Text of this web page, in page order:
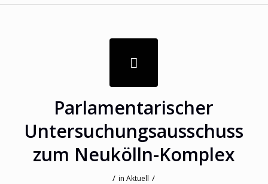
Parlamentarischer
Untersuchungsausschuss
zum Neukölln-Komplex
/ inAktuell /